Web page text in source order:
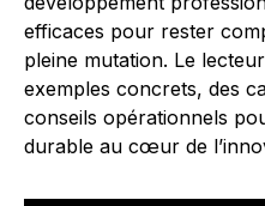
efficaces pour rester
pleine mutation. Le
exemples concrets, des
conseils opérationnels
durable au cœur de